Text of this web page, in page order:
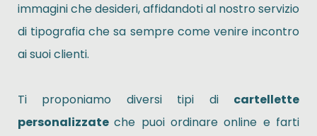
immagini che desideri, affidandoti al nostro servizio
di tipografia che sa sempre come venire incontro
ai suoi clienti.
Ti proponiamo diversi tipi di cartellette
personalizzateche puoi ordinare online e farti